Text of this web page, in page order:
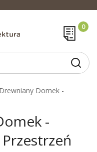
Drewniany Domek -
-